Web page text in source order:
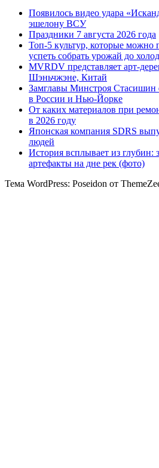
Появилось видео удара
эшелону ВСУ
Праздники 7 августа 2026 года
Топ-5 культур, которые можно
успеть собрать урожай до
MVRDV представляет арт-
Шэньчжэне, Китай
Замглавы Минстроя Стасишин
в России и Нью-Йорке
От каких материалов при
в 2026 году
Японская компания SDRS
людей
История всплывает из глубин:
артефакты на дне рек (фото)
Тема WordPress: Poseidon от